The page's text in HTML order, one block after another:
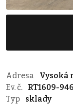
Adresa
Vysoká
Ev. č.
RT1609-
Typ
sklady